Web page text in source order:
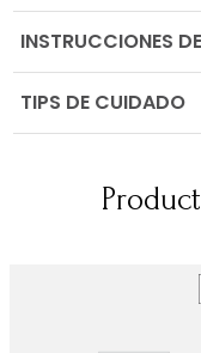
INSTRUCCIONES
TIPS DE CUIDADO